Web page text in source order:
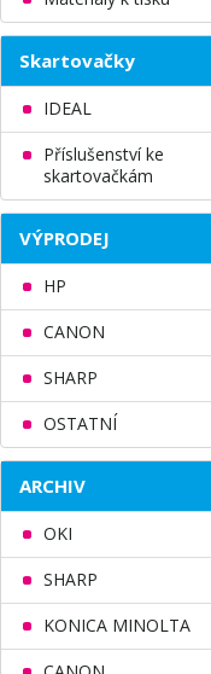
Skartovačky
IDEAL
Příslušenství ke
skartovačkám
VÝPRODEJ
HP
CANON
SHARP
OSTATNÍ
ARCHIV
OKI
SHARP
KONICA MINOLTA